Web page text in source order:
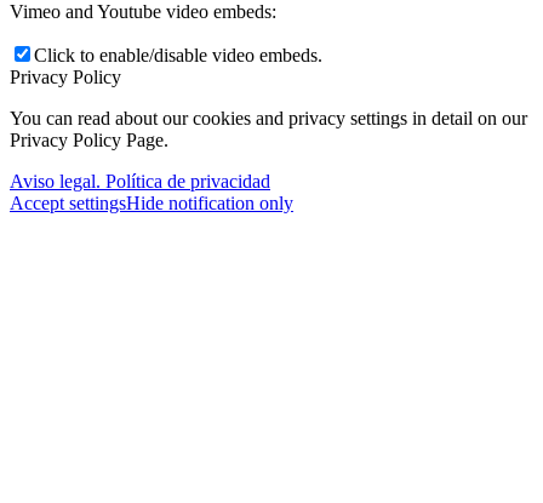
Vimeo and Youtube video embeds:
Click to enable/disable video embeds.
Privacy Policy
You can read about our cookies and privacy settings in detail on our
Privacy Policy Page.
Aviso legal. Política de privacidad
Accept settingsHide notification only